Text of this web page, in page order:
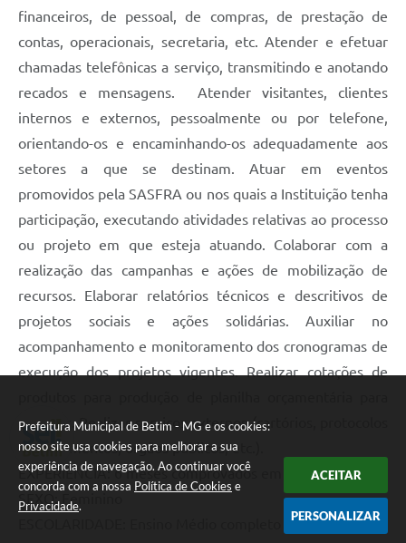
Prefeitura Municipal de Betim - MG e os cookies:
nosso site usa cookies para melhorar a sua
experiência de navegação. Ao continuar você
concorda com a nossa Política de Cookies e
Privacidade.
ACEITAR
PERSONALIZAR
financeiros, de pessoal, de compras, de prestação de
contas, operacionais, secretaria, etc. Atender e efetuar
chamadas telefônicas a serviço, transmitindo e anotando
recados e mensagens. Atender visitantes, clientes
internos e externos, pessoalmente ou por telefone,
orientando-os e encaminhando-os adequadamente aos
setores a que se destinam. Atuar em eventos
promovidos pela SASFRA ou nos quais a Instituição tenha
participação, executando atividades relativas ao processo
ou projeto em que esteja atuando. Colaborar com a
realização das campanhas e ações de mobilização de
recursos. Elaborar relatórios técnicos e descritivos de
projetos sociais e ações solidárias. Auxiliar no
acompanhamento e monitoramento dos cronogramas de
execução dos projetos vigentes. Realizar cotações de
projetos. Realizar serviços externos (cartórios, protocolos
de documentos, órgãos públicos, etc.).
EXPERIÊNCIA: 6 meses comprovados em carteira
SEXO: Feminino